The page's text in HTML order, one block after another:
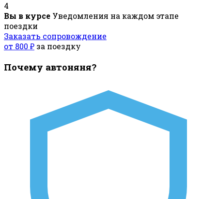
4
Вы в курсе Уведомления на каждом этапе
поездки
Заказать сопровождение
от 800 ₽ за поездку
Почему автоняня?